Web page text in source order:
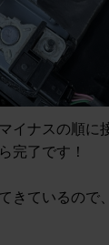
イナスの順に
完了です！
きているので